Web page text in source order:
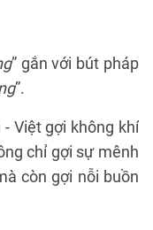
” gắn với bút pháp
”.
Việt gợi không khí
chỉ gợi sự mênh
còn gợi nỗi buồn